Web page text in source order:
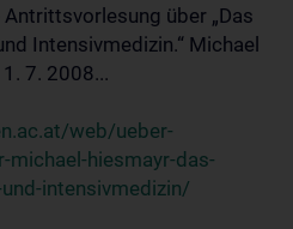
über „Das
Intensivmedizin.“ Michael
7. 2008...
web/ueber-
hiesmayr-das-
intensivmedizin/